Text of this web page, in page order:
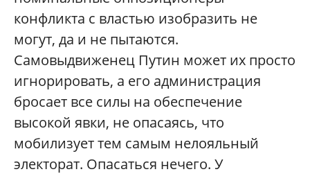
конфликта с властью изобразить не
могут, да и не пытаются.
Самовыдвиженец Путин может их просто
игнорировать, а его администрация
бросает все силы на обеспечение
высокой явки, не опасаясь, что
мобилизует тем самым нелояльный
электорат. Опасаться нечего. У